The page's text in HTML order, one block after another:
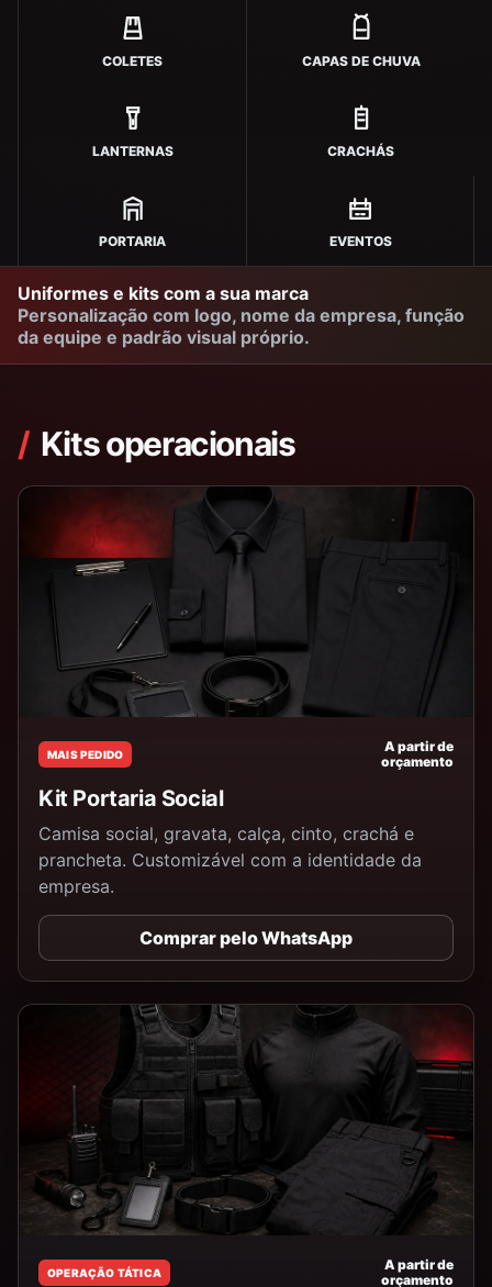
COLETES CAPAS DE CHUVA
LANTERNAS CRACHÁS
PORTARIA EVENTOS
Uniformes e kits com a sua marca
Personalização com logo, nome da empresa, função
da equipe e padrão visual próprio.
Kits operacionais
MAIS PEDIDO
A partir de
orçamento
Kit Portaria Social
Camisa social, gravata, calça, cinto, crachá e
prancheta. Customizável com a identidade da
empresa.
Comprar pelo WhatsApp
OPERAÇÃO TÁTICA
A partir de
orçamento